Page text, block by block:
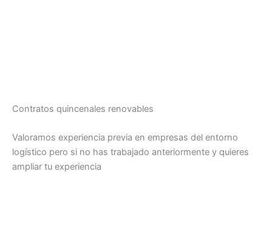
Contratos quincenales renovables
Valoramos experiencia previa en empresas del entorno
logístico pero si no has trabajado anteriormente y quieres
ampliar tu experiencia